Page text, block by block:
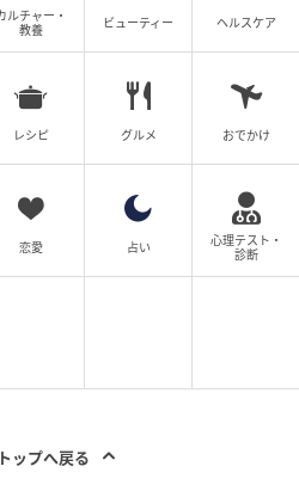
で得たもの
全話一覧を見る
サイト
サイトは、ママを中心とした女性向け
サイト。数年先のことまで考えて、
クトできるように、最新情報やラン
ルチャー・
教養
ビューティー ヘルスケア
レシピ グルメ おでかけ
恋愛 占い
心理テスト・
診断
ップへ戻る